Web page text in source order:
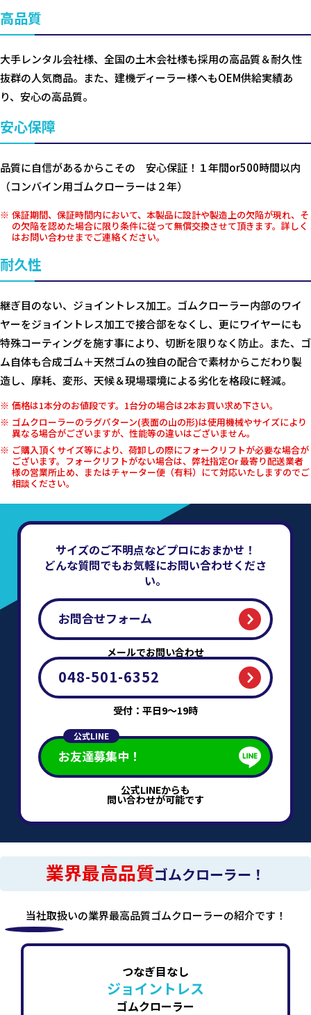
高品質
大手レンタル会社様、全国の土木会社様も採用の高品質＆耐久性
抜群の人気商品。また、建機ディーラー様へもOEM供給実績あ
り、安心の高品質。
安心保障
品質に自信があるからこその 安心保証！１年間or500時間以内
（コンバイン用ゴムクローラーは２年）
保証期間、保証時間内において、本製品に設計や製造上の欠陥が現れ、そ
の欠陥を認めた場合に限り条件に従って無償交換させて頂きます。詳しく
はお問い合わせまでご連絡ください。
耐久性
継ぎ目のない、ジョイントレス加工。ゴムクローラー内部のワイ
ヤーをジョイントレス加工で接合部をなくし、更にワイヤーにも
特殊コーティングを施す事により、切断を限りなく防止。また、ゴ
ム自体も合成ゴム＋天然ゴムの独自の配合で素材からこだわり製
造し、摩耗、変形、天候＆現場環境による劣化を格段に軽減。
価格は1本分のお値段です。1台分の場合は2本お買い求め下さい。
ゴムクローラーのラグパターン(表面の山の形)は使用機械やサイズにより
異なる場合がございますが、性能等の違いはございません。
ご購入頂くサイズ等により、荷卸しの際にフォークリフトが必要な場合が
ございます。フォークリフトがない場合は、弊社指定Or 最寄り配送業者
様の営業所止め、またはチャーター便（有料）にて対応いたしますのでご
相談ください。
サイズのご不明点などプロにおまかせ！
どんな質問でもお気軽にお問い合わせくださ
い。
お問合せフォーム
メールでお問い合わせ
048-501-6352
受付：平日9～19時
公式LINE
お友達募集中！
公式LINEからも
問い合わせが可能です
業界最高品質ゴムクローラー！
当社取扱いの業界最高品質ゴムクローラーの紹介です！
つなぎ目なし
ジョイントレス
ゴムクローラー